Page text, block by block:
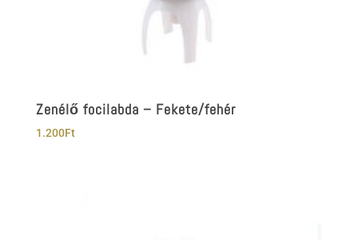
Zenélő focilabda – Fekete/fehér
1.200Ft